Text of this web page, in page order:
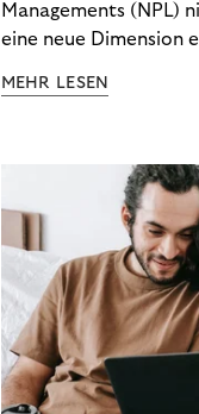
Managements (NPL)
eine neue Dimension
Wettbewerbsvorteil.
(DSGVO) – geraten
Grenzen traditioneller
MEHR LESEN